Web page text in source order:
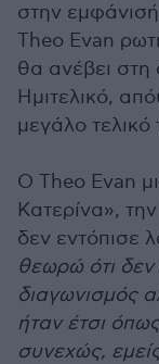
στην
Theo Evan
θα ανέβει στη
Ημιτελικό,
μεγάλο
Ο Theo Evan
Κατερίνα»,
δεν εντόπισε
θεωρώ ότι
διαγωνισμός
ήταν έτσι
συνεχώς,